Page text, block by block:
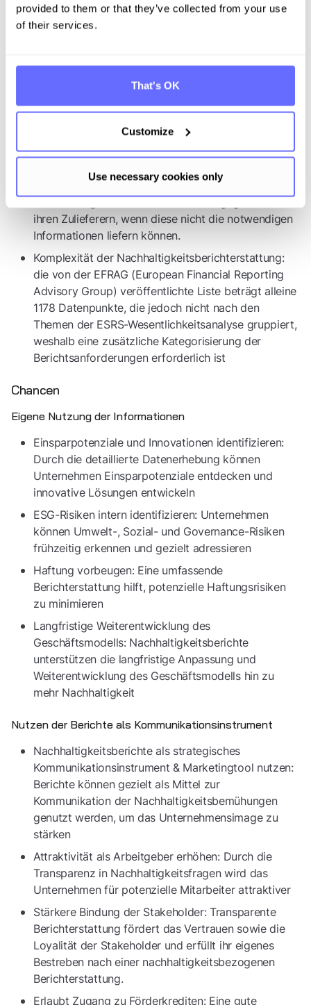
provided to them or that they’ve collected from your use
of their services.
That's OK
Customize
Use necessary cookies only
Zunehmende mittelbare Betroffenheit: Auch
mittelständische Unternehmen, die zunächst nicht
Informationsbedarfe ihrer Geschäftspartner
Wettbewerbsauswirkungen von zunehmender
Verhandlungsmacht von Stakeholdern gegenüber
ihren Zulieferern: Die gesteigerte Transparenz durch
umfangreiche Berichterstattung erhöht die
Verhandlungsmacht der Stakeholder gegenüber
ihren Zulieferern, wenn diese nicht die notwendigen
Informationen liefern können.
Komplexität der Nachhaltigkeitsberichterstattung:
die von der EFRAG (European Financial Reporting
Advisory Group) veröffentlichte Liste beträgt alleine
1178 Datenpunkte, die jedoch nicht nach den
Themen der ESRS-Wesentlichkeitsanalyse gruppiert,
weshalb eine zusätzliche Kategorisierung der
Berichtsanforderungen erforderlich ist
Chancen
Eigene Nutzung der Informationen
Einsparpotenziale und Innovationen identifizieren:
Durch die detaillierte Datenerhebung können
Unternehmen Einsparpotenziale entdecken und
innovative Lösungen entwickeln
ESG-Risiken intern identifizieren: Unternehmen
können Umwelt-, Sozial- und Governance-Risiken
frühzeitig erkennen und gezielt adressieren
Haftung vorbeugen: Eine umfassende
Berichterstattung hilft, potenzielle Haftungsrisiken
zu minimieren
Langfristige Weiterentwicklung des
Geschäftsmodells: Nachhaltigkeitsberichte
unterstützen die langfristige Anpassung und
Weiterentwicklung des Geschäftsmodells hin zu
mehr Nachhaltigkeit
Nutzen der Berichte als Kommunikationsinstrument
Nachhaltigkeitsberichte als strategisches
Kommunikationsinstrument & Marketingtool nutzen:
Berichte können gezielt als Mittel zur
Kommunikation der Nachhaltigkeitsbemühungen
genutzt werden, um das Unternehmensimage zu
stärken
Attraktivität als Arbeitgeber erhöhen: Durch die
Transparenz in Nachhaltigkeitsfragen wird das
Unternehmen für potenzielle Mitarbeiter attraktiver
Stärkere Bindung der Stakeholder: Transparente
Berichterstattung fördert das Vertrauen sowie die
Loyalität der Stakeholder und erfüllt ihr eigenes
Bestreben nach einer nachhaltigkeitsbezogenen
Berichterstattung.
Erlaubt Zugang zu Förderkrediten: Eine gute